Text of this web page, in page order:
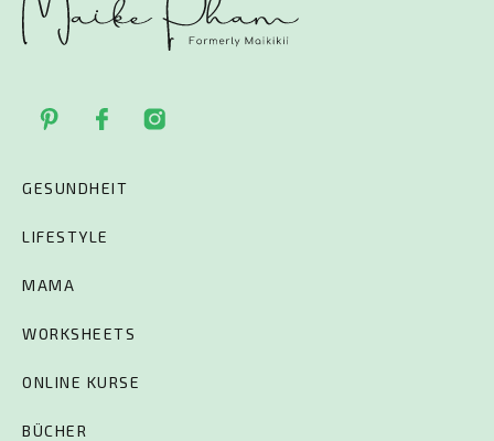
GESUNDHEIT
LIFESTYLE
MAMA
WORKSHEETS
ONLINE KURSE
BÜCHER